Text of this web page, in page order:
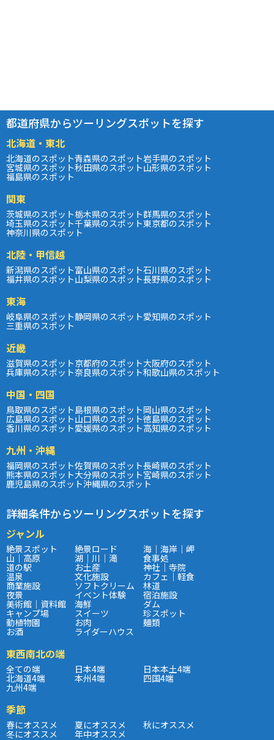
都道府県からツーリングスポットを探す
北海道・東北
北海道のスポット青森県のスポット岩手県のスポット
宮城県のスポット秋田県のスポット山形県のスポット
福島県のスポット
関東
茨城県のスポット栃木県のスポット群馬県のスポット
埼玉県のスポット千葉県のスポット東京都のスポット
神奈川県のスポット
北陸・甲信越
新潟県のスポット富山県のスポット石川県のスポット
福井県のスポット山梨県のスポット長野県のスポット
東海
岐阜県のスポット静岡県のスポット愛知県のスポット
三重県のスポット
近畿
滋賀県のスポット京都府のスポット大阪府のスポット
兵庫県のスポット奈良県のスポット和歌山県のスポット
中国・四国
鳥取県のスポット島根県のスポット岡山県のスポット
広島県のスポット山口県のスポット徳島県のスポット
香川県のスポット愛媛県のスポット高知県のスポット
九州・沖縄
福岡県のスポット佐賀県のスポット長崎県のスポット
熊本県のスポット大分県のスポット宮崎県のスポット
鹿児島県のスポット沖縄県のスポット
詳細条件からツーリングスポットを探す
ジャンル
絶景スポット 絶景ロード 海｜海岸｜岬
山｜高原 湖｜川｜滝 食事処
道の駅 お土産 神社｜寺院
温泉 文化施設 カフェ｜軽食
商業施設 ソフトクリーム 林道
夜景 イベント体験 宿泊施設
美術館｜資料館 海鮮 ダム
キャンプ場 スイーツ 珍スポット
動植物園 お肉 麺類
お酒 ライダーハウス
東西南北の端
全ての端 日本4端 日本本土4端
北海道4端 本州4端 四国4端
九州4端
季節
春にオススメ 夏にオススメ 秋にオススメ
冬にオススメ 年中オススメ